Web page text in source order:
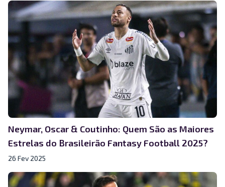
Neymar, Oscar & Coutinho: Quem São as Maiores
Estrelas do Brasileirão Fantasy Football 2025?
26 Fev 2025